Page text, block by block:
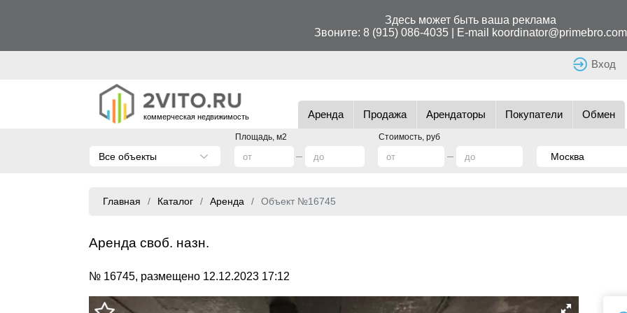
Здесь может быть ваша реклама
Звоните: 8 (915) 086-4035| E-mail koordinator@primebro.com
Вход
коммерческая недвижимость Аренда Продажа Арендаторы Покупатели Обмен
Площадь, м2 Стоимость, руб
Все объекты
Главная Каталог Аренда Объект №16745
Аренда своб. назн.
№ 16745, размещено 12.12.2023 17:12